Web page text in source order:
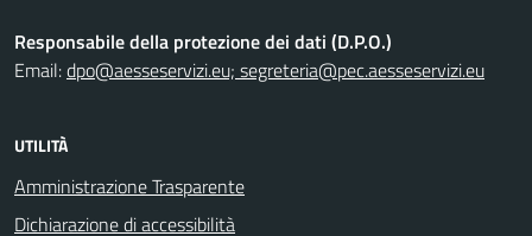
Responsabile della protezione dei dati (D.P.O.)
Email:dpo@aesseservizi.eu; segreteria@pec.aesseservizi.eu
UTILITÀ
Amministrazione Trasparente
Dichiarazione di accessibilità